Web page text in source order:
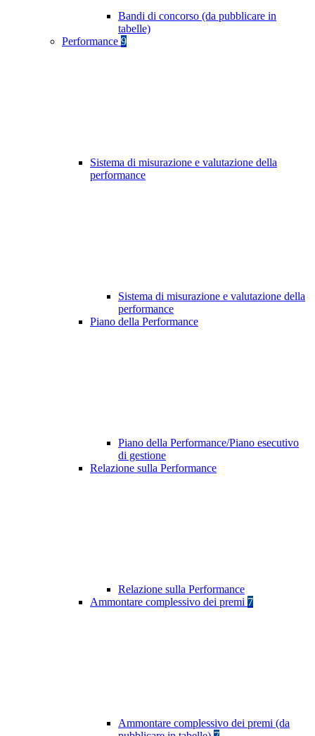
Bandi di concorso (da pubblicare in
tabelle)
Performance 9
Sistema di misurazione e valutazione della
performance
Sistema di misurazione e valutazione della
performance
Piano della Performance
Piano della Performance/Piano esecutivo
di gestione
Relazione sulla Performance
Relazione sulla Performance
Ammontare complessivo dei premi 7
Ammontare complessivo dei premi (da